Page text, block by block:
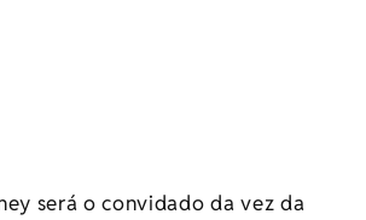
será o convidado da vez da